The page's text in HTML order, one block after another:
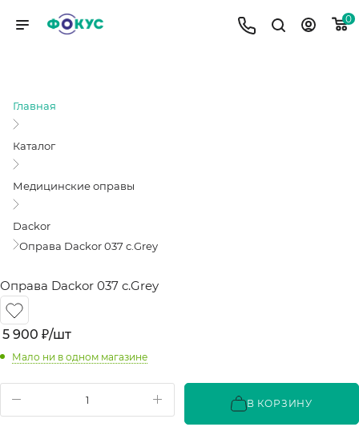
0
Главная
Каталог
Медицинские оправы
Dackor
Оправа Dackor 037 c.Grey
Оправа Dackor 037 c.Grey
5 900 ₽/шт
Мало ни в одном магазине
В КОРЗИНУ